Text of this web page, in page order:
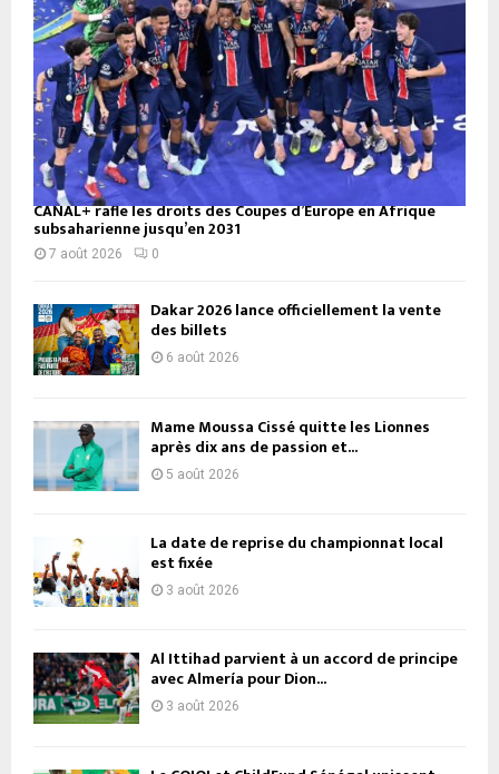
CANAL+ rafle les droits des Coupes d’Europe en Afrique
subsaharienne jusqu’en 2031
7 août 2026 0
Dakar 2026 lance officiellement la vente
des billets
6 août 2026
Mame Moussa Cissé quitte les Lionnes
après dix ans de passion et...
5 août 2026
La date de reprise du championnat local
est fixée
3 août 2026
Al Ittihad parvient à un accord de principe
avec Almería pour Dion...
3 août 2026